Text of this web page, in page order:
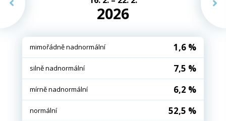
2026
mimořádně nadnormální 1,6 %
silně nadnormální 7,5 %
mírně nadnormální 6,2 %
normální 52,5 %